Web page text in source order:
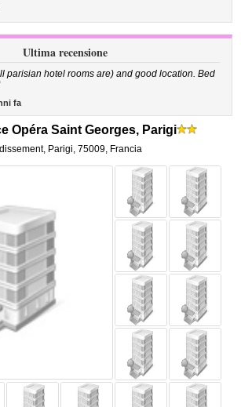
Ultima recensione
parisian hotel rooms are) and good location. Bed
fa
Opéra Saint Georges, Parigi
Parigi,75009, Francia